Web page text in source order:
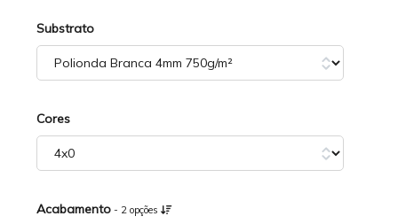
Substrato
Cores
Acabamento - 2 opções